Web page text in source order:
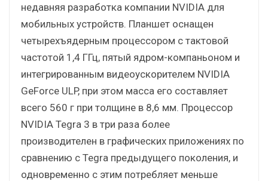
недавняя разработка компании NVIDIA для
мобильных устройств. Планшет оснащен
четырехъядерным процессором с тактовой
частотой 1,4 ГГц, пятый ядром-компаньоном и
интегрированным видеоускорителем NVIDIA
GeForce ULP, при этом масса его составляет
всего 560 г при толщине в 8,6 мм. Процессор
NVIDIA Tegra 3 в три раза более
производителен в графических приложениях по
сравнению с Tegra предыдущего поколения, и
одновременно с этим потребляет меньше